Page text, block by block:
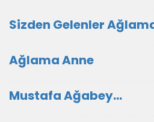
Sizden Gelenler
Ağlama Anne
Mustafa Ağabey…